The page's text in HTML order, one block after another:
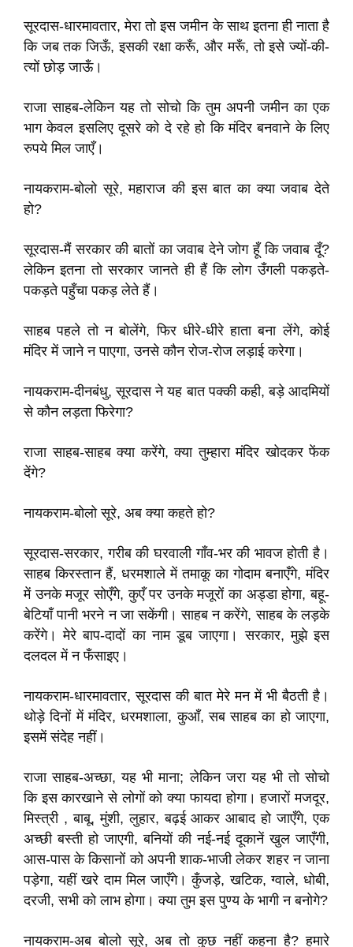
सूरदास-धारमावतार, मेरा तो इस जमीन के साथ इतना ही नाता है
कि जब तक जिऊँ, इसकी रक्षा करूँ, और मरूँ, तो इसे ज्यों-की-
त्यों छोड़ जाऊँ।
राजा साहब-लेकिन यह तो सोचो कि तुम अपनी जमीन का एक
भाग केवल इसलिए दूसरे को दे रहे हो कि मंदिर बनवाने के लिए
रुपये मिल जाएँ।
नायकराम-बोलो सूरे, महाराज की इस बात का क्या जवाब देते
हो?
सूरदास-मैं सरकार की बातों का जवाब देने जोग हूँ कि जवाब दूँ?
लेकिन इतना तो सरकार जानते ही हैं कि लोग उँगली पकड़ते-
पकड़ते पहुँचा पकड़ लेते हैं।
साहब पहले तो न बोलेंगे, फिर धीरे-धीरे हाता बना लेंगे, कोई
मंदिर में जाने न पाएगा, उनसे कौन रोज-रोज लड़ाई करेगा।
नायकराम-दीनबंधु, सूरदास ने यह बात पक्की कही, बड़े आदमियों
से कौन लड़ता फिरेगा?
राजा साहब-साहब क्या करेंगे, क्या तुम्हारा मंदिर खोदकर फेंक
देंगे?
नायकराम-बोलो सूरे, अब क्या कहते हो?
सूरदास-सरकार, गरीब की घरवाली गाँव-भर की भावज होती है।
साहब किरस्तान हैं, धरमशाले में तमाकू का गोदाम बनाएँगे, मंदिर
में उनके मजूर सोएँगे, कुएँ पर उनके मजूरों का अड्डा होगा, बहू-
बेटियाँ पानी भरने न जा सकेंगी। साहब न करेंगे, साहब के लड़के
करेंगे। मेरे बाप-दादों का नाम डूब जाएगा। सरकार, मुझे इस
दलदल में न फँसाइए।
नायकराम-धारमावतार, सूरदास की बात मेरे मन में भी बैठती है।
थोड़े दिनों में मंदिर, धरमशाला, कुआँ, सब साहब का हो जाएगा,
इसमें संदेह नहीं।
राजा साहब-अच्छा, यह भी माना; लेकिन जरा यह भी तो सोचो
कि इस कारखाने से लोगों को क्या फायदा होगा। हजारों मजदूर,
मिस्त्री , बाबू, मुंशी, लुहार, बढ़ई आकर आबाद हो जाएँगे, एक
अच्छी बस्ती हो जाएगी, बनियों की नई-नई दूकानें खुल जाएँगी,
आस-पास के किसानों को अपनी शाक-भाजी लेकर शहर न जाना
पड़ेगा, यहीं खरे दाम मिल जाएँगे। कुँजड़े, खटिक, ग्वाले, धोबी,
दरजी, सभी को लाभ होगा। क्या तुम इस पुण्य के भागी न बनोगे?
नायकराम-अब बोलो सूरे, अब तो कुछ नहीं कहना है? हमारे